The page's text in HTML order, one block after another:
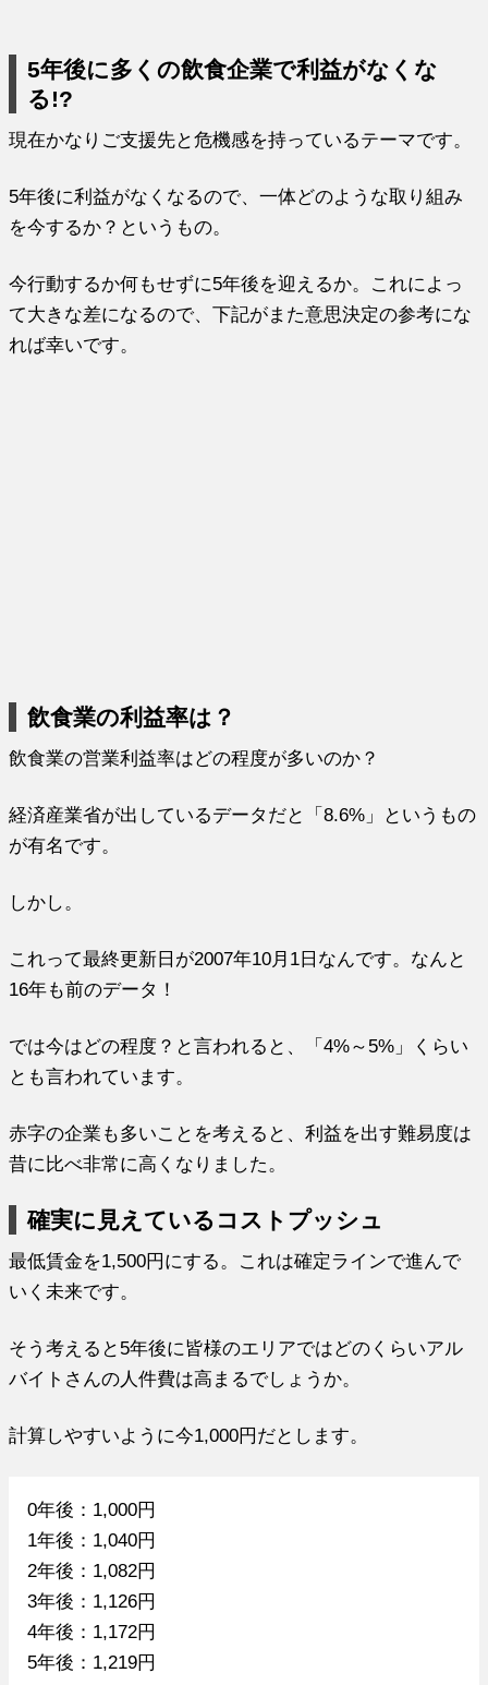
5年後に多くの飲食企業で利益がなくな
る!?
現在かなりご支援先と危機感を持っているテーマです。
5年後に利益がなくなるので、一体どのような取り組み
を今するか？というもの。
今行動するか何もせずに5年後を迎えるか。これによっ
て大きな差になるので、下記がまた意思決定の参考にな
れば幸いです。
飲食業の利益率は？
飲食業の営業利益率はどの程度が多いのか？
経済産業省が出しているデータだと「8.6%」というもの
が有名です。
しかし。
これって最終更新日が2007年10月1日なんです。なんと
16年も前のデータ！
では今はどの程度？と言われると、「4%～5%」くらい
とも言われています。
赤字の企業も多いことを考えると、利益を出す難易度は
昔に比べ非常に高くなりました。
確実に見えているコストプッシュ
最低賃金を1,500円にする。これは確定ラインで進んで
いく未来です。
そう考えると5年後に皆様のエリアではどのくらいアル
バイトさんの人件費は高まるでしょうか。
計算しやすいように今1,000円だとします。
0年後：1,000円
1年後：1,040円
2年後：1,082円
3年後：1,126円
4年後：1,172円
5年後：1,219円